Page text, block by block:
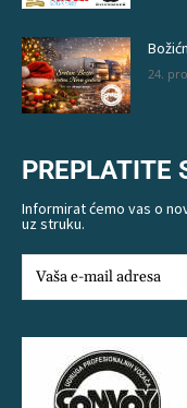
24.
PREPLATITE
Informirat ćemo vas o
uz struku.